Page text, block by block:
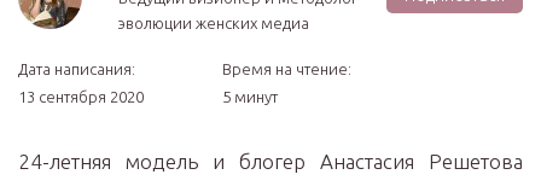
эволюции женских медиа
Дата написания:
13 сентября 2020
Время на чтение:
5 минут
24-летняя модель и блогер Анастасия Решетова